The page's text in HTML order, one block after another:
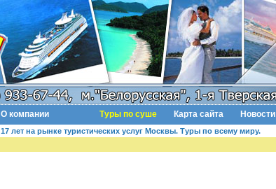
О компании Туры по суше Карта сайта Новости
17 лет на рынке туристических услуг Москвы. Туры по всему миру.